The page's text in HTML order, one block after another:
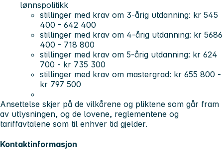
lønnspolitikk
stillinger med krav om 3-årig utdanning: kr 545
400 - 642 400
stillinger med krav om 4-årig utdanning: kr 5686
400 - 718 800
stillinger med krav om 5-årig utdanning: kr 624
700 - kr 735 300
stillinger med krav om mastergrad: kr 655 800 -
kr 797 500
Ansettelse skjer på de vilkårene og pliktene som går fram
av utlysningen, og de lovene, reglementene og
tariffavtalene som til enhver tid gjelder.
Kontaktinformasjon